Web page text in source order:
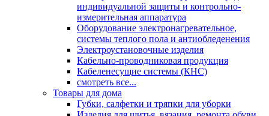
индивидуальной защиты и контрольно-
измерительная аппаратура
Оборудование электронагревательное,
системы теплого пола и антиобледенения
Электроустановочные изделия
Кабельно-проводниковая продукция
Кабеленесущие системы (КНС)
смотреть все...
Товары для дома
Губки, салфетки и тряпки для уборки